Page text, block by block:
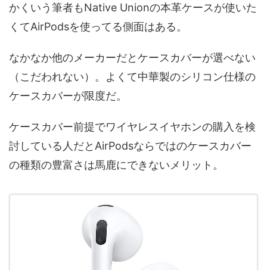
かくいう筆者もNative Unionの本革ケースが使いた
くてAirPodsを使ってる側面はある。
なかなか他のメーカーだとケースカバーが選べない
（こだわれない）。よくて中華製のシリコン仕様の
ケースカバーが限度だ。
ケースカバー前提でワイヤレスイヤホンの購入を検
討している人だとAirPodsならではのケースカバー
の種類の豊富さは馬鹿にできないメリット。